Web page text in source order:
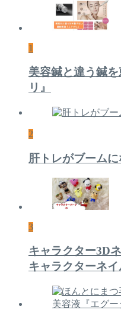
1
美容鍼と違う鍼
リ』
2
肝トレがブームに
3
キャラクター3D
キャラクターネイ